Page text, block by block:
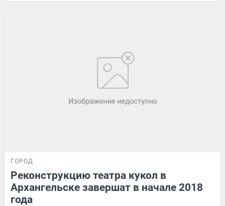
ГОРОД
Реконструкцию театра кукол в
Архангельске завершат в начале 2018
года